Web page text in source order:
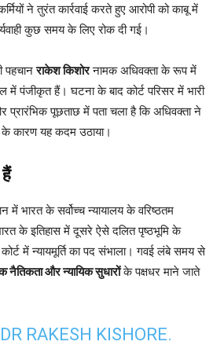
ने तुरंत कार्रवाई करते हुए आरोपी को काबू में
कुछ समय के लिए रोक दी गई।
पहचानराकेश किशोरनामक अधिवक्ता के रूप में
में पंजीकृत हैं। घटना के बाद कोर्ट परिसर में भारी
प्रारंभिक पूछताछ में पता चला है कि अधिवक्ता ने
के कारण यह कदम उठाया।
में भारत के सर्वोच्च न्यायालय के वरिष्ठतम
के इतिहास में दूसरे ऐसे दलित पृष्ठभूमि के
कोर्ट में न्यायमूर्ति का पद संभाला। गवई लंबे समय से
नैतिकता और न्यायिक सुधारोंके पक्षधर माने जाते
RAKESH KISHORE.